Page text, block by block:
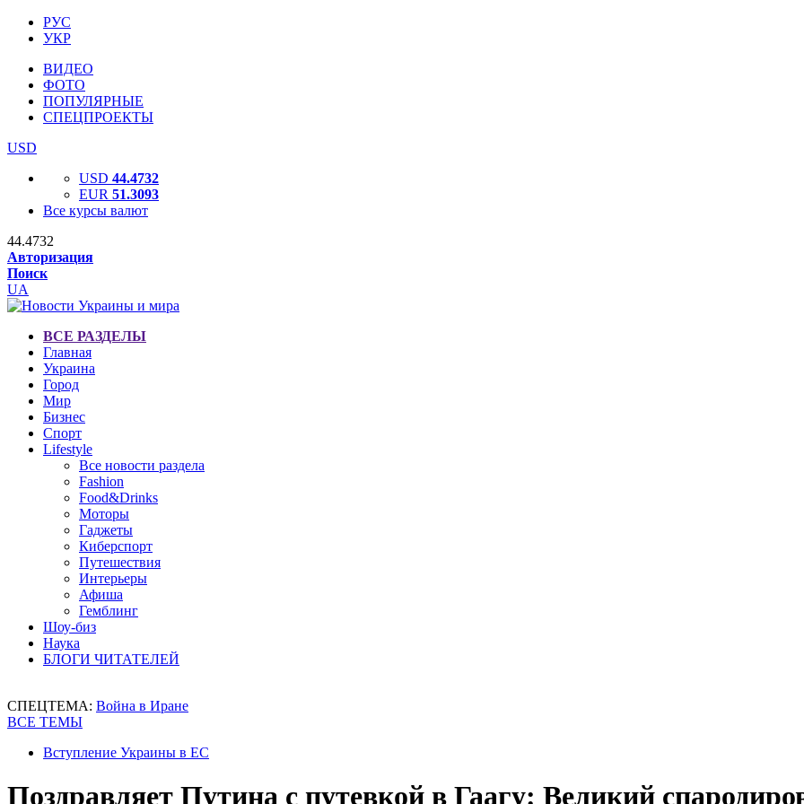
РУС
УКР
ВИДЕО
ФОТО
ПОПУЛЯРНЫЕ
СПЕЦПРОЕКТЫ
USD
USD 44.4732
EUR 51.3093
Все курсы валют
44.4732
Авторизация
Поиск
UA
ВСЕ РАЗДЕЛЫ
Главная
Украина
Город
Мир
Бизнес
Спорт
Lifestyle
Все новости раздела
Fashion
Food&Drinks
Моторы
Гаджеты
Киберспорт
Путешествия
Интерьеры
Афиша
Гемблинг
Шоу-биз
Наука
БЛОГИ ЧИТАТЕЛЕЙ
СПЕЦТЕМА: Война в Иране
ВСЕ ТЕМЫ
Вступление Украины в ЕС
Поздравляет Путина с путевкой в Гаагу: Великий